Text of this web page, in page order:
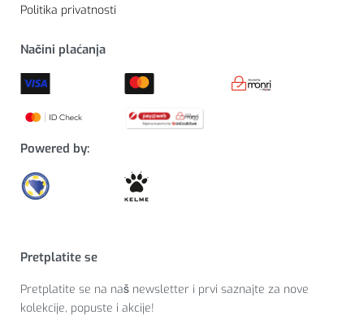
Politika privatnosti
Načini plaćanja
Powered by:
Pretplatite se
Pretplatite se na naš newsletter i prvi saznajte za nove
kolekcije, popuste i akcije!